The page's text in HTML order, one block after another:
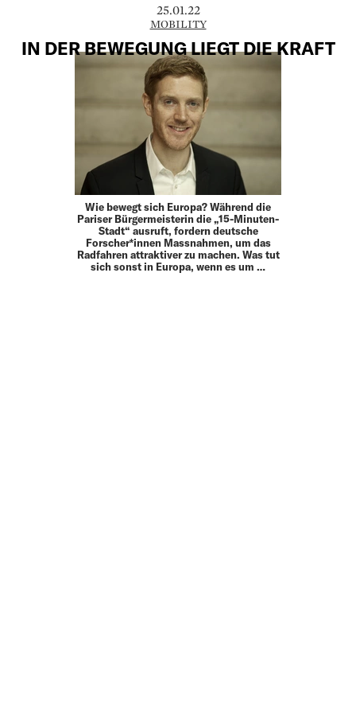
25.01.22
MOBILITY
IN DER BEWEGUNG LIEGT DIE KRAFT
Wie bewegt sich Europa? Während die
Pariser Bürgermeisterin die „15-Minuten-
Stadt“ ausruft, fordern deutsche
Forscher*innen Massnahmen, um das
Radfahren attraktiver zu machen. Was tut
sich sonst in Europa, wenn es um …